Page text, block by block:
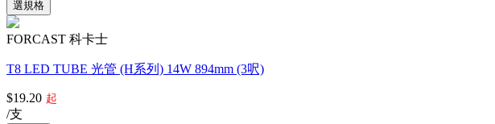
FORCAST 科卡士
T8 LED TUBE 光管 (H系列) 14W 894mm (3呎)
$19.20 起
/支